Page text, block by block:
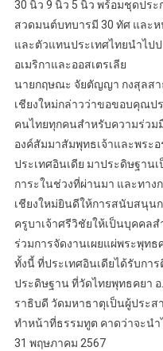
30 นิ้ว 9 นิ้ว 5 นิ้ว พร้อมชุดปร
สวดมนต์บทบารมี 30 ทัศ และ
และตัวแทนประเทศไทยนำไป
อเมริกาและออสเตรเลีย
นายกฤษณะ จัยตัญญา กงสุลสา
เชียงใหม่กล่าวว่าขอขอบคุณป
คนไทยทุกคนสำหรับความร่ว
องค์สัมมาสัมพุทธเจ้าและพระ
ประเทศอินเดีย มาประดิษฐาน
การะในช่วงที่ผ่านมา และทาง
เชียงใหม่ยินดีให้การสนับสนุน
ครูบาเจ้าศรีวิชัยให้เป็นบุคคล
ร่วมการจัดงานเผยแผ่พระพุท
ทั้งนี้ ที่ประเทศอินเดียได้รับกา
ประดิษฐาน ที่วัดไทยพุทธคยา
ราธิบดี วัดมหาธาตุเป็นผู้ประ
ทำหน้าที่ธรรมทูต คาดว่าจะน
31 พฤษภาคม 2567